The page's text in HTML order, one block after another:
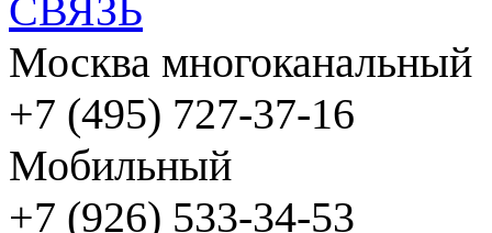
Москва многоканальный
+7 (495) 727-37-16
Мобильный
+7 (926) 533-34-53